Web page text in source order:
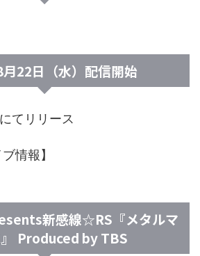
22日（水）配信開始
てリリース
情報】
新感線☆RS『メタルマ
Produced by TBS